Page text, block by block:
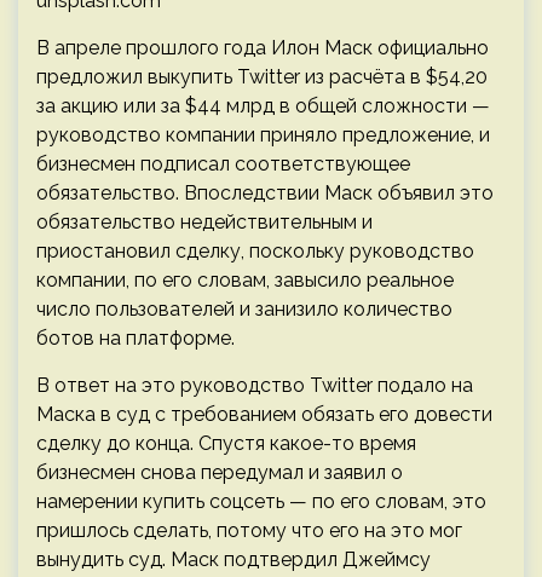
В апреле прошлого года Илон Маск официально
предложил выкупить Twitter из расчёта в $54,20
за акцию или за $44 млрд в общей сложности —
руководство компании приняло предложение, и
бизнесмен подписал соответствующее
обязательство. Впоследствии Маск объявил это
обязательство недействительным и
приостановил сделку, поскольку руководство
компании, по его словам, завысило реальное
число пользователей и занизило количество
ботов на платформе.
В ответ на это руководство Twitter подало на
Маска в суд с требованием обязать его довести
сделку до конца. Спустя какое-то время
бизнесмен снова передумал и заявил о
намерении купить соцсеть — по его словам, это
пришлось сделать, потому что его на это мог
вынудить суд. Маск подтвердил Джеймсу